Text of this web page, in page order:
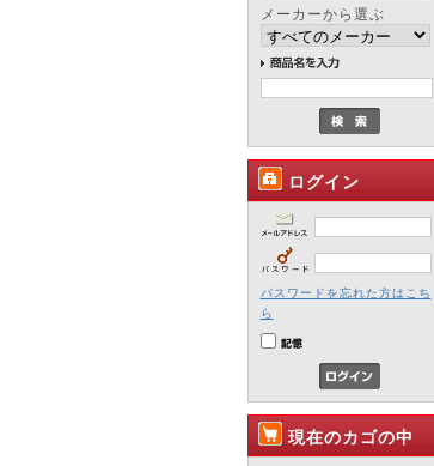
メーカーから選ぶ
ログイン
パスワードを忘れた方はこち
ら
現在のカゴの中